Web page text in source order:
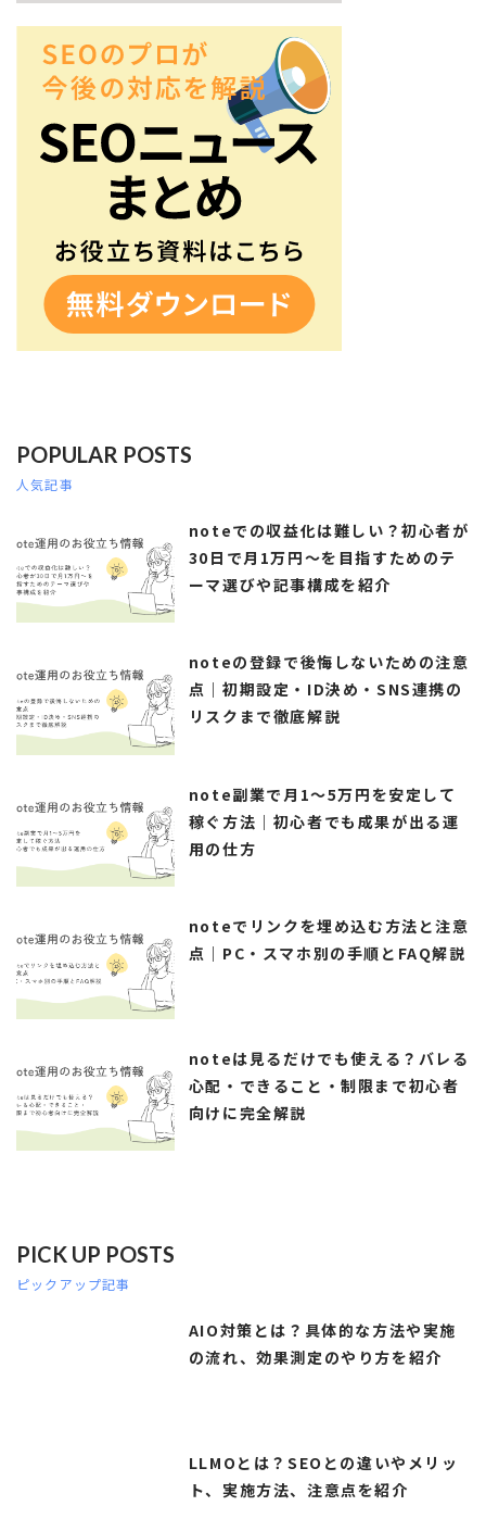
POPULAR POSTS
人気記事
noteでの収益化は難しい？初心者が
30日で月1万円～を目指すためのテ
ーマ選びや記事構成を紹介
noteの登録で後悔しないための注意
点｜初期設定・ID決め・SNS連携の
リスクまで徹底解説
note副業で月1〜5万円を安定して
稼ぐ方法｜初心者でも成果が出る運
用の仕方
noteでリンクを埋め込む方法と注意
点｜PC・スマホ別の手順とFAQ解説
noteは見るだけでも使える？バレる
心配・できること・制限まで初心者
向けに完全解説
PICK UP POSTS
ピックアップ記事
AIO対策とは？具体的な方法や実施
の流れ、効果測定のやり方を紹介
LLMOとは？SEOとの違いやメリッ
ト、実施方法、注意点を紹介